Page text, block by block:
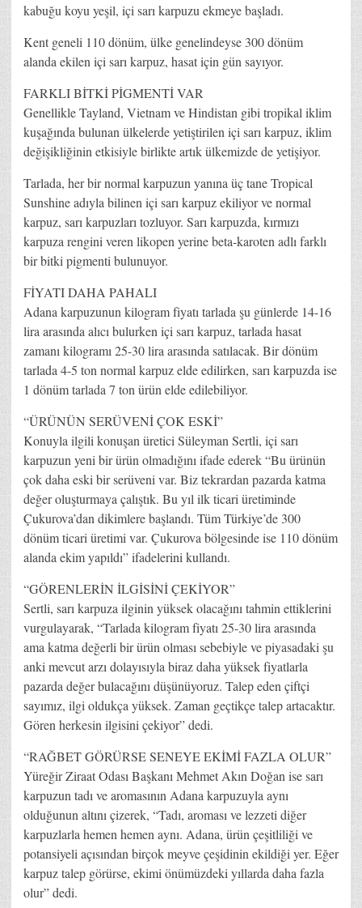
kabuğu koyu yeşil, içi sarı karpuzu ekmeye başladı.
Kent geneli 110 dönüm, ülke genelindeyse 300 dönüm
alanda ekilen içi sarı karpuz, hasat için gün sayıyor.
FARKLI BİTKİ PİGMENTİ VAR
Genellikle Tayland, Vietnam ve Hindistan gibi tropikal iklim
kuşağında bulunan ülkelerde yetiştirilen içi sarı karpuz, iklim
değişikliğinin etkisiyle birlikte artık ülkemizde de yetişiyor.
Tarlada, her bir normal karpuzun yanına üç tane Tropical
Sunshine adıyla bilinen içi sarı karpuz ekiliyor ve normal
karpuz, sarı karpuzları tozluyor. Sarı karpuzda, kırmızı
karpuza rengini veren likopen yerine beta-karoten adlı farklı
bir bitki pigmenti bulunuyor.
FİYATI DAHA PAHALI
Adana karpuzunun kilogram fiyatı tarlada şu günlerde 14-16
lira arasında alıcı bulurken içi sarı karpuz, tarlada hasat
zamanı kilogramı 25-30 lira arasında satılacak. Bir dönüm
tarlada 4-5 ton normal karpuz elde edilirken, sarı karpuzda ise
1 dönüm tarlada 7 ton ürün elde edilebiliyor.
“ÜRÜNÜN SERÜVENİ ÇOK ESKİ”
Konuyla ilgili konuşan üretici Süleyman Sertli, içi sarı
karpuzun yeni bir ürün olmadığını ifade ederek “Bu ürünün
çok daha eski bir serüveni var. Biz tekrardan pazarda katma
değer oluşturmaya çalıştık. Bu yıl ilk ticari üretiminde
Çukurova’dan dikimlere başlandı. Tüm Türkiye’de 300
dönüm ticari üretimi var. Çukurova bölgesinde ise 110 dönüm
alanda ekim yapıldı” ifadelerini kullandı.
“GÖRENLERİN İLGİSİNİ ÇEKİYOR”
Sertli, sarı karpuza ilginin yüksek olacağını tahmin ettiklerini
vurgulayarak, “Tarlada kilogram fiyatı 25-30 lira arasında
ama katma değerli bir ürün olması sebebiyle ve piyasadaki şu
anki mevcut arzı dolayısıyla biraz daha yüksek fiyatlarla
pazarda değer bulacağını düşünüyoruz. Talep eden çiftçi
sayımız, ilgi oldukça yüksek. Zaman geçtikçe talep artacaktır.
Gören herkesin ilgisini çekiyor” dedi.
“RAĞBET GÖRÜRSE SENEYE EKİMİ FAZLA OLUR”
Yüreğir Ziraat Odası Başkanı Mehmet Akın Doğan ise sarı
karpuzun tadı ve aromasının Adana karpuzuyla aynı
olduğunun altını çizerek, “Tadı, aroması ve lezzeti diğer
karpuzlarla hemen hemen aynı. Adana, ürün çeşitliliği ve
potansiyeli açısından birçok meyve çeşidinin ekildiği yer. Eğer
karpuz talep görürse, ekimi önümüzdeki yıllarda daha fazla
olur” dedi.